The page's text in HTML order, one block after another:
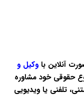
آنلاین باوکیل و
حقوقی خود مشاوره
تلفنی یا ویدیویی